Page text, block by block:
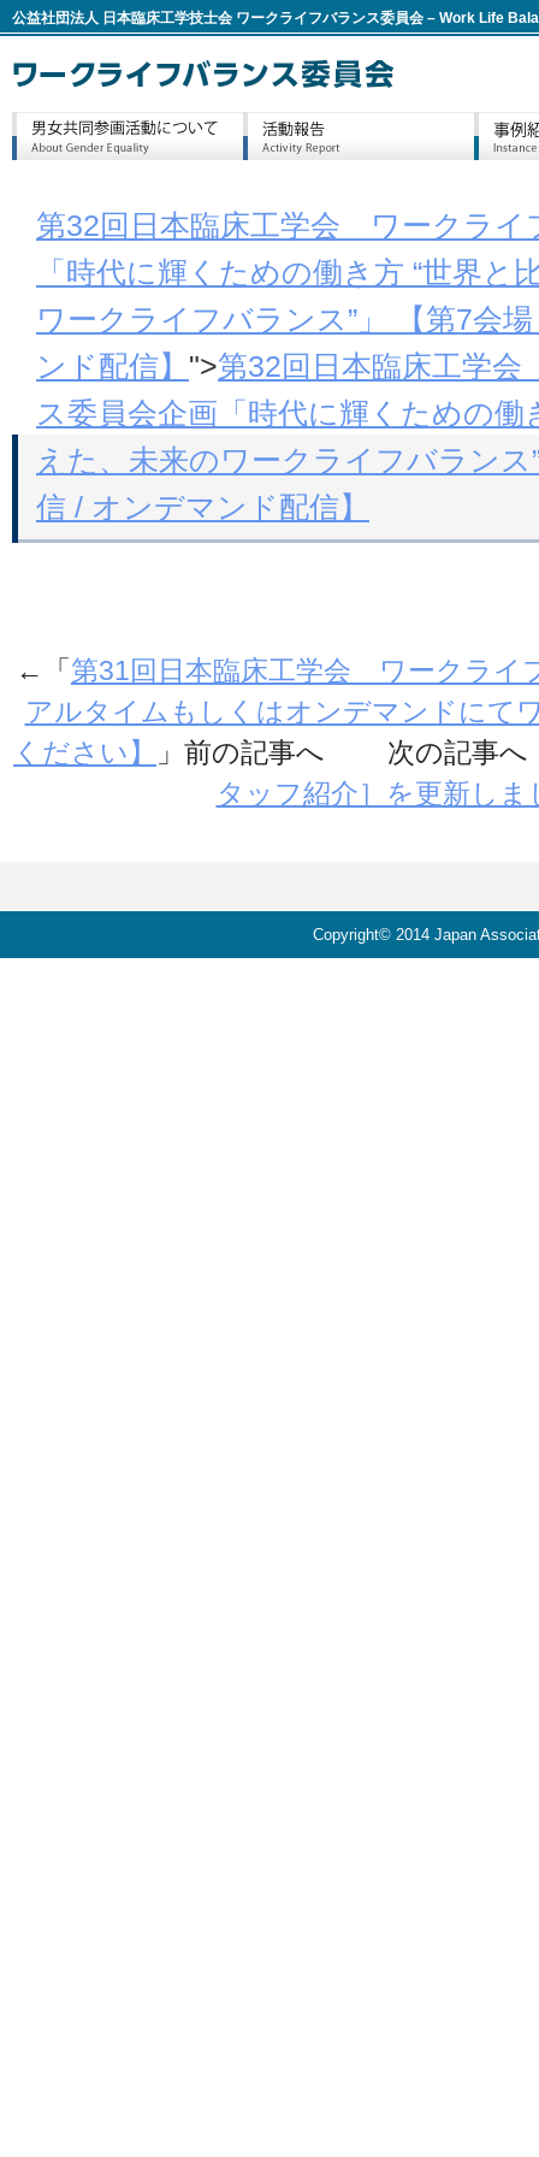
公益社団法人 日本臨床工学技士会 ワークライフバランス委員会 – Work Life
第32回日本臨床工学会 ワークライ
「時代に輝くための働き方 “世界と
ワークライフバランス”」 【第7会
ンド配信】 ">第32回日本臨床工学
ス委員会企画「時代に輝くための働
えた、未来のワークライフバランス
信 / オンデマンド配信】
←「第31回日本臨床工学会 ワークライ
アルタイムもしくはオンデマンドにて
ください】
」前の記事へ 次の記事へ
タッフ紹介］を更新しま
Copyright© 2014 Japan